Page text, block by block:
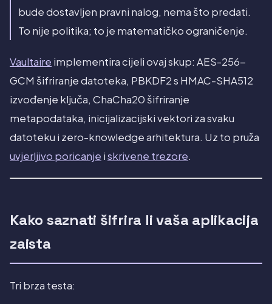
bude dostavljen pravni nalog, nema što predati.
To nije politika; to je matematičko ograničenje.
Vaultaire implementira cijeli ovaj skup: AES-256-
GCM šifriranje datoteka, PBKDF2 s HMAC-SHA512
izvođenje ključa, ChaCha20 šifriranje
metapodataka, inicijalizacijski vektori za svaku
datoteku i zero-knowledge arhitektura. Uz to pruža
uvjerljivo poricanje iskrivene trezore.
Kako saznati šifrira li vaša aplikacija
zaista
Tri brza testa: